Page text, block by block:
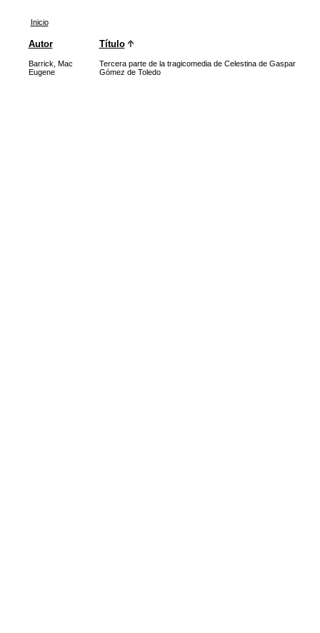
Inicio
Autor Título
Barrick, Mac
Eugene
Tercera parte de la tragicomedia de Celestina de Gaspar
Gómez de Toledo